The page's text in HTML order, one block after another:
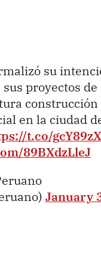
su
proyectos
construcción
en la ciudad
t.co/
89BXdzLleJ
January